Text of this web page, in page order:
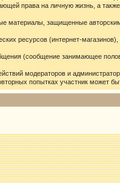
права на личную жизнь, а
материалы, защищенные
ресурсов (интернет-
(сообщение занимающее
модераторов и
попытках участник может